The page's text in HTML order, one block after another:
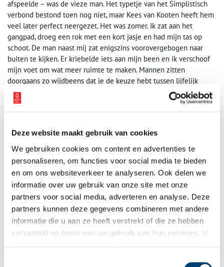
Deze website maakt gebruik van cookies
We gebruiken cookies om content en advertenties te
personaliseren, om functies voor social media te bieden
en om ons websiteverkeer te analyseren. Ook delen we
informatie over uw gebruik van onze site met onze
partners voor social media, adverteren en analyse. Deze
partners kunnen deze gegevens combineren met andere
informatie die u aan ze heeft verstrekt of die ze hebben
verzameld op basis van uw gebruik van hun services. U
afspeelde – was de vieze man. Het typetje van het Simplistisch
verbond bestond toen nog niet, maar Kees van Kooten heeft hem
veel later perfect neergezet. Het was zomer. Ik zat aan het
gangpad, droeg een rok met een kort jasje en had mijn tas op
schoot. De man naast mij zat enigszins voorovergebogen naar
buiten te kijken. Er kriebelde iets aan mijn been en ik verschoof
mijn voet om wat meer ruimte te maken. Mannen zitten
doorgaans zo wijdbeens dat je de keuze hebt tussen lijfelijk
contact of de helft van je plaats inleveren. Weer voelde ik
gekriebel en ging verzitten. De man boog verder naar voren alsof
hij buiten iets bijzonders zag en net boven mijn knieholte voelde
dat die man met zijn hand onder zijn eigen been door aan het
mijne zat! Sprakeloos van verontwaardiging ben ik bruusk
opgestaan om ergens anders te gaan zitten. Wat moest ik doen?
Wat kon ik doen? Het was mijn woord tegen het zijne. Ondanks
flink schrobben onder de douche heb ik nog lang die gore vinger
gevoeld. Ik nam me voor een volgende keer flink stennis te
schoppen en de man zijn huid zo vol te schelden dat de knopen
van zijn smoezelige regenjas zouden springen! Gelukkig is dat
nooit nodig geweest.
Die oude tram, met zijn knarsen en kermen, zijn geur van ijzer en